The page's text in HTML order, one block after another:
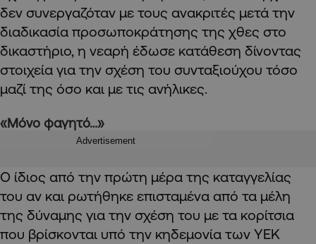
δεν συνεργαζόταν με τους ανακριτές μετά την
διαδικασία προσωποκράτησης της χθες στο
δικαστήριο, η νεαρή έδωσε κατάθεση δίνοντας
στοιχεία για την σχέση του συνταξιούχου τόσο
μαζί της όσο και με τις ανήλικες.
«Μόνο φαγητό…»
Advertisement
Ο ίδιος από την πρώτη μέρα της καταγγελίας
του αν και ρωτήθηκε επισταμένα από τα μέλη
της δύναμης για την σχέση του με τα κορίτσια
που βρίσκονται υπό την κηδεμονία των ΥΕΚ